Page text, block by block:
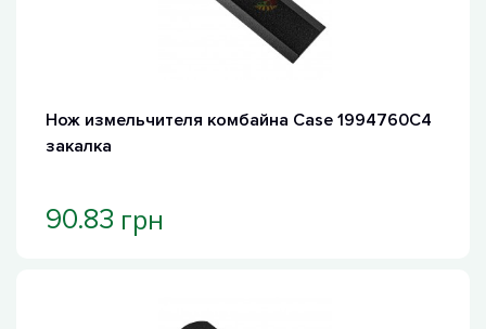
Нож измельчителя комбайна Case 1994760C4
закалка
90.83 грн